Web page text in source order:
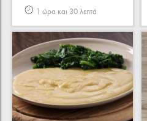
1 ώρα και 30 λεπτά